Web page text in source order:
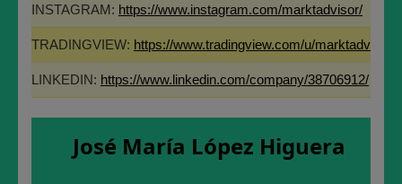
Gráfico Semanal de CATENON para tener una visión
INSTAGRAM: https://www.instagram.com/marktadvisor/
TRADINGVIEW: https://www.tradingview.com/u/marktadvisor/
LINKEDIN: https://www.linkedin.com/company/38706912/
José María López Higuera